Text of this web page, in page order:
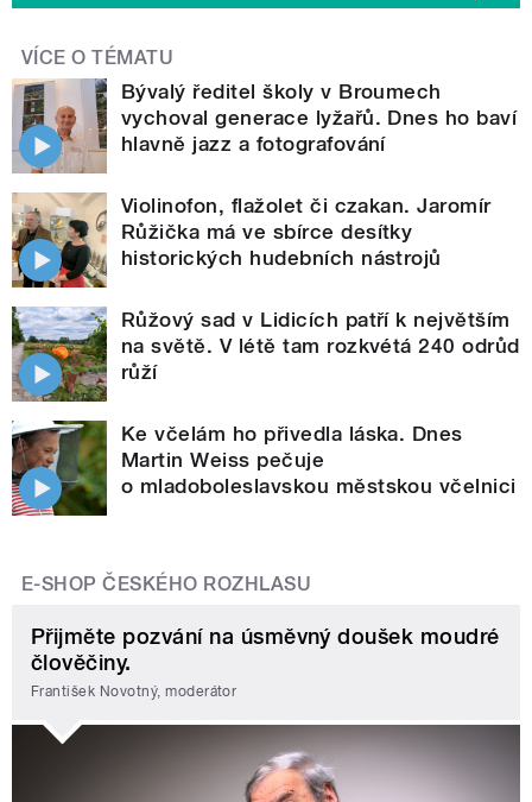
VÍCE O TÉMATU
Bývalý ředitel školy v Broumech
vychoval generace lyžařů. Dnes ho baví
hlavně jazz a fotografování
Violinofon, flažolet či czakan. Jaromír
Růžička má ve sbírce desítky
historických hudebních nástrojů
Růžový sad v Lidicích patří k největším
na světě. V létě tam rozkvétá 240 odrůd
růží
Ke včelám ho přivedla láska. Dnes
Martin Weiss pečuje
o mladoboleslavskou městskou včelnici
E-SHOP ČESKÉHO ROZHLASU
Přijměte pozvání na úsměvný doušek moudré
člověčiny.
František Novotný, moderátor